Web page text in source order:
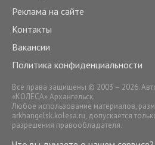
Реклама на сайте
Контакты
Вакансии
Политика конфиденциальности
Все права защищены © 2003 – 2026.
«КОЛЕСА» Архангельск.
Любое использование материалов,
arkhangelsk.kolesa.ru, допускается
разрешения правообладателя.